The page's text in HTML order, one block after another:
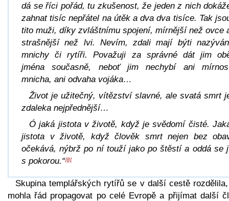
dá se říci pořád, tu zkušenost, že jeden z nich
zahnat tisíc nepřátel na útěk a dva dva tisíce. Tak
tito muži, díky zvláštnímu spojení, mírnější než ovce
strašnější než lvi. Nevím, zdali mají býti
mnichy či rytíři. Považuji za správné dát jim
jména současně, neboť jim nechybí ani
mnicha, ani odvaha vojáka…
Život je užitečný, vítězství slavné, ale svatá smrt
zdaleka nejpřednější…
Ó jaká jistota v životě, když je svědomí čisté.
jistota v životě, když člověk smrt nejen bez
očekává, nýbrž po ní touží jako po štěstí a oddá se
s pokorou.“[8]
Skupina templářských rytířů se v další cestě
mohla řád propagovat po celé Evropě a přijímat další